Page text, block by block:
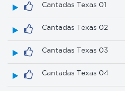
Cantadas Texas 01
Cantadas Texas 02
Cantadas Texas 03
Cantadas Texas 04